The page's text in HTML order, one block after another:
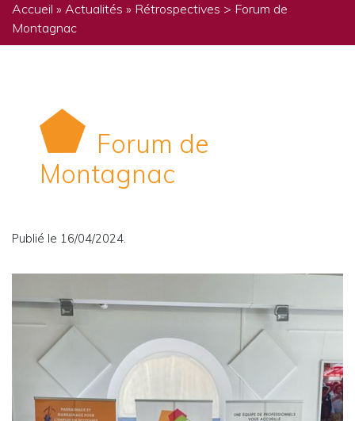
Accueil » Actualités » Rétrospectives > Forum de
Montagnac
Forum de
Montagnac
Publié le 16/04/2024.